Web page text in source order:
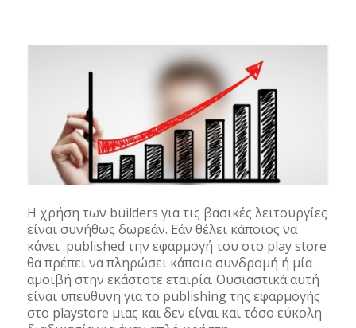
Η χρήση των builders για τις βασικές λειτουργίες
είναι συνήθως δωρεάν. Εάν θέλει κάποιος να
κάνει published την εφαρμογή του στο play store
θα πρέπει να πληρώσει κάποια συνδρομή ή μία
αμοιβή στην εκάστοτε εταιρία. Ουσιαστικά αυτή
είναι υπεύθυνη για το publishing της εφαρμογής
στο playstore μιας και δεν είναι και τόσο εύκολη